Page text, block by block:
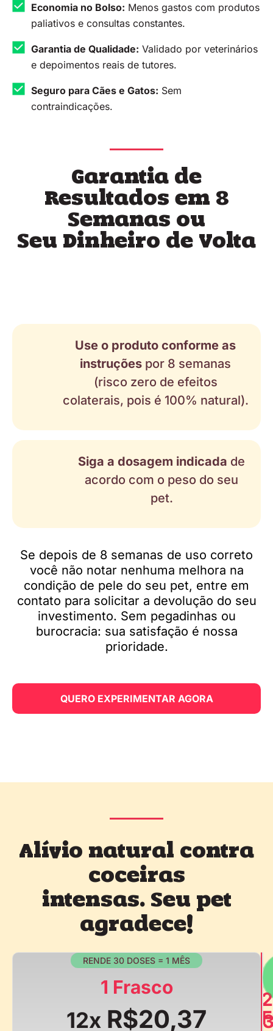
Economia no Bolso: Menos gastos com produtos
paliativos e consultas constantes.
Garantia de Qualidade: Validado por veterinários
e depoimentos reais de tutores.
Seguro para Cães e Gatos: Sem
contraindicações.
Garantia de
Resultados em 8
Semanas ou
Seu Dinheiro de Volta
Use o produto conforme as
instruções por 8 semanas
(risco zero de efeitos
colaterais, pois é 100% natural).
Siga a dosagem indicada de
acordo com o peso do seu
pet.
Se depois de 8 semanas de uso correto
você não notar nenhuma melhora na
condição de pele do seu pet, entre em
contato para solicitar a devolução do seu
investimento. Sem pegadinhas ou
burocracia: sua satisfação é nossa
prioridade.
QUERO EXPERIMENTAR AGORA
Alívio natural contra
coceiras
intensas. Seu pet
agradece!
RENDE 30 DOSES = 1 MÊS
1 Frasco
12x R$20,37
2